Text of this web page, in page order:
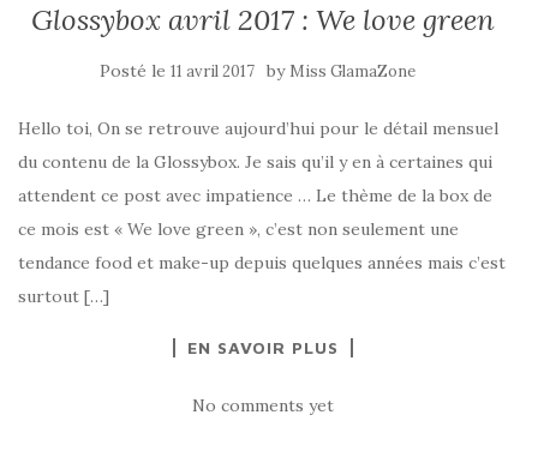
Glossybox avril 2017 : We love green
Posté le 11 avril 2017 by Miss GlamaZone
Hello toi, On se retrouve aujourd’hui pour le détail mensuel
du contenu de la Glossybox. Je sais qu’il y en à certaines qui
attendent ce post avec impatience … Le thème de la box de
ce mois est « We love green », c’est non seulement une
tendance food et make-up depuis quelques années mais c’est
surtout […]
EN SAVOIR PLUS
No comments yet